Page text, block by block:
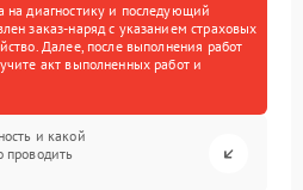
на диагностику и последующий
заказ-наряд с указанием страховых
Далее, после выполнения работ
акт выполненных работ и
и какой
проводить